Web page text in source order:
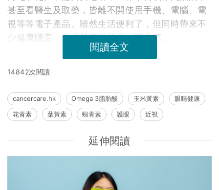
甚至看醫生及取藥，皆離不開使用手機、電腦、電
視等等電子產品。雖然生活便利了，但同時帶來不
少健康隱患，首當其衝當然是一雙眼睛。
閱讀全文
14842次閱讀
cancercare.hk Omega 3脂肪酸 玉米黃素
眼睛健康
花青素
葉黃素 蝦青素 護眼 近視
延伸閱讀